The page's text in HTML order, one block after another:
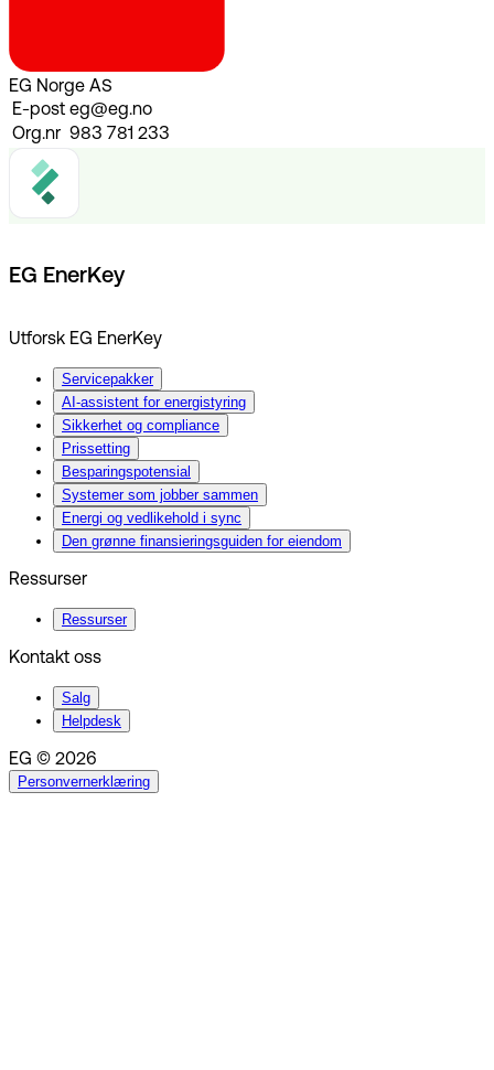
EG Norge AS
E-post eg@eg.no
Org.nr 983 781 233
EG EnerKey
Utforsk EG EnerKey
Servicepakker
AI-assistent for energistyring
Sikkerhet og compliance
Prissetting
Besparingspotensial
Systemer som jobber sammen
Energi og vedlikehold i sync
Den grønne finansieringsguiden for eiendom
Ressurser
Ressurser
Kontakt oss
Salg
Helpdesk
EG © 2026
Personvernerklæring